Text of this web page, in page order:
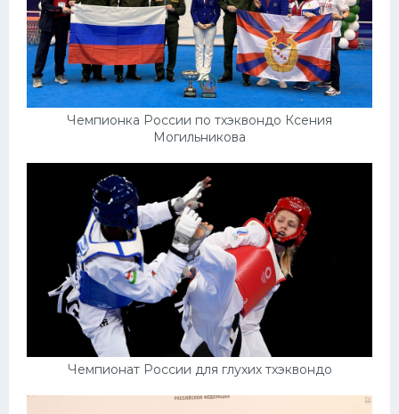
Чемпионка России по тхэквондо Ксения
Могильникова
Чемпионат России для глухих тхэквондо